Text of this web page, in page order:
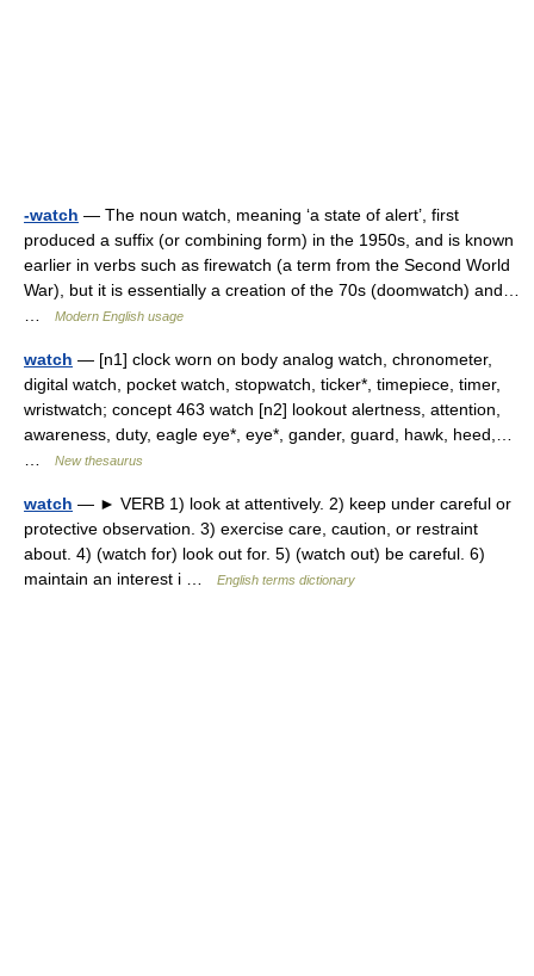
-watch — The noun watch, meaning ‘a state of alert’, first
produced a suffix (or combining form) in the 1950s, and is known
earlier in verbs such as firewatch (a term from the Second World
War), but it is essentially a creation of the 70s (doomwatch) and…
Modern English usage
watch — [n1] clock worn on body analog watch, chronometer,
digital watch, pocket watch, stopwatch, ticker*, timepiece, timer,
wristwatch; concept 463 watch [n2] lookout alertness, attention,
awareness, duty, eagle eye*, eye*, gander, guard, hawk, heed,…
New thesaurus
watch — ► VERB 1) look at attentively. 2) keep under careful or
protective observation. 3) exercise care, caution, or restraint
about. 4) (watch for) look out for. 5) (watch out) be careful. 6)
maintain an interest i …
English terms dictionary